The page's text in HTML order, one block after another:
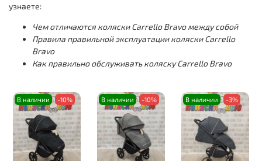
узнаете:
Чем отличаются коляски Carrello Bravo между собой
Правила правильной эксплуатации коляски Carrello
Bravo
Как правильно обслуживать коляску Carrello Bravo
В наличии -10% В наличии -10% В наличии -3%